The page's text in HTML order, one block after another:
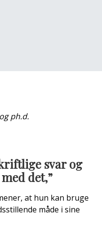
ph.d.
svar og
det,”
at hun kan bruge
måde i sine